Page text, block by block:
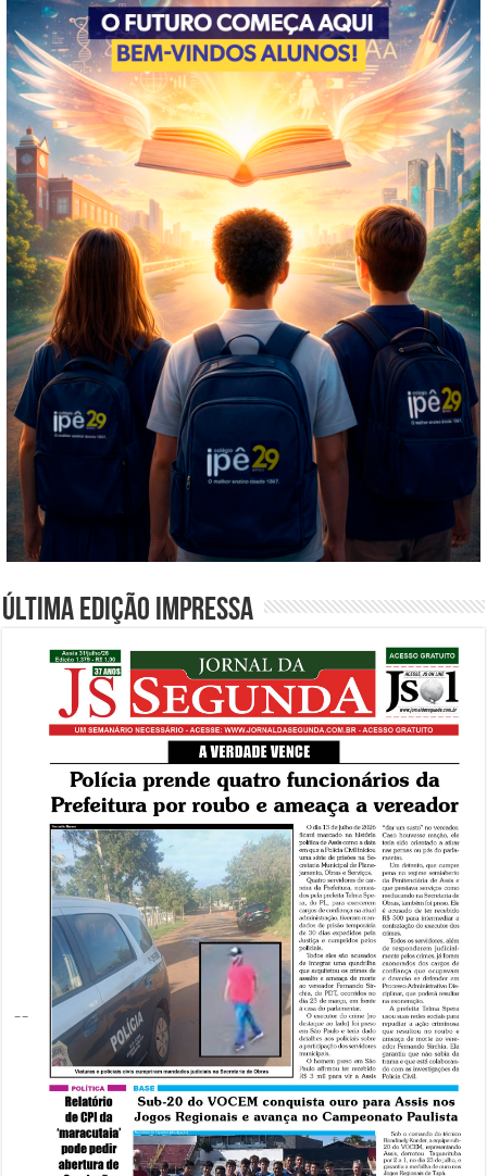
Última edição impressa